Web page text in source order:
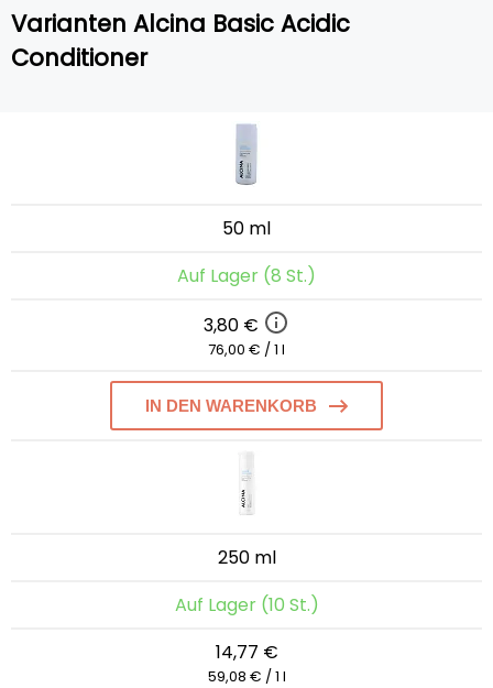
Varianten Alcina Basic Acidic
Conditioner
50 ml
Auf Lager (8 St.)
3,80 €
76,00 € / 1 l
IN DEN WARENKORB
250 ml
Auf Lager (10 St.)
14,77 €
59,08 € / 1 l